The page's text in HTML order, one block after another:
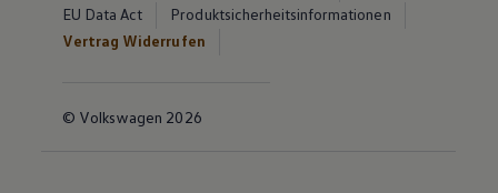
EU Data Act
Produktsicherheitsinformationen
Vertrag Widerrufen
© Volkswagen 2026